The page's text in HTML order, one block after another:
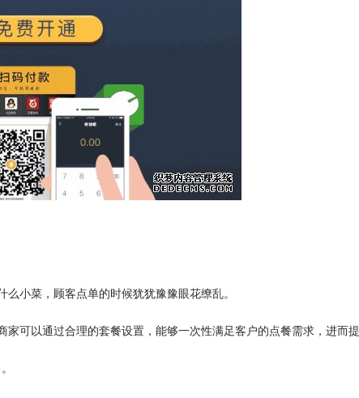
小菜，顾客点单的时候犹犹豫豫眼花缭乱。
可以通过合理的套餐设置，能够一次性满足客户的点餐需求，进而